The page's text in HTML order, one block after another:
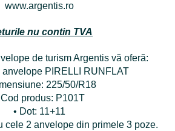
www.argentis.ro
nu contin TVA
de turism Argentis vă oferă:
anvelope PIRELLI RUNFLAT
225/50/R18
Cod produs: P101T
• Dot: 11+11
cele 2 anvelope din primele 3 poze.